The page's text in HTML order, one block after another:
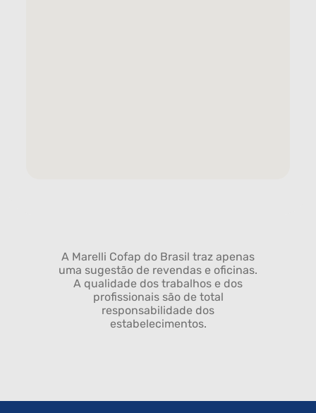
A Marelli Cofap do Brasil traz apenas
uma sugestão de revendas e oficinas.
A qualidade dos trabalhos e dos
profissionais são de total
responsabilidade dos
estabelecimentos.